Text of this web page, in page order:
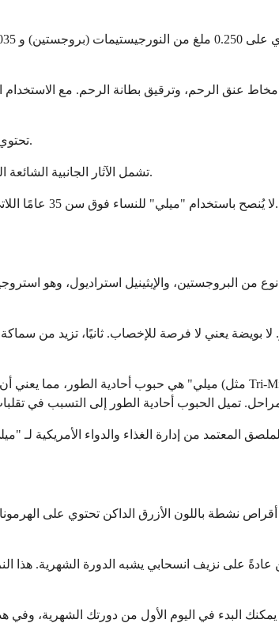
• "ميلي" مكافئة جنيسة لدواءي Ortho-Cyclen و Sprintec. تحتوي على نفس المكونات النشطة بنفس الجرعات.
• تشمل الآثار الجانبية الشائعة الصداع، والغثيان، وألم الثدي، والتبقيع، وتغيرات المزاج. معظم هذه الآثار تتحسن خلال أول 2 إلى 3 أشهر.
• لا يُنصح باستخدام "ميلي" للنساء فوق سن 35 عامًا اللاتي يدخنّ، أو لمن لديهن تاريخ من تجلطات الدم، أو بعض أمراض القلب، أو سرطانات حساسة للهرمونات.
بويضة يعني لا فرصة للإخصاب. ثانيًا، تزيد من
المعتمد من إدارة الغذاء والدواء الأمريكية لـ
عادةً على نزيف انسحابي يشبه الدورة الشهرية.
البدء في اليوم الأول من دورتك الشهرية، وفي